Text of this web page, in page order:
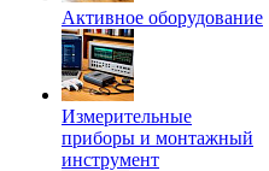
Активное оборудование
Измерительные
приборы и монтажный
инструмент